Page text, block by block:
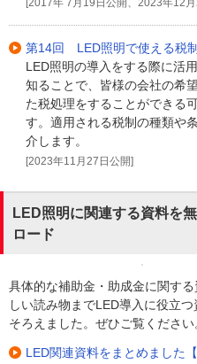
第14回 LED照明で使える税
LED照明の導入をする際に活
知ることで、皆様の会社の希
た税処理をすることができる
す。適用される税制の種類や
介します。
[2023年11月27日公開]
LED照明に関連する資料を
ロード
具体的な補助金・助成金に関す
しい読み物までLED導入に役立つ
そろえました。ぜひご覧ください
LED関連資料をまとめました